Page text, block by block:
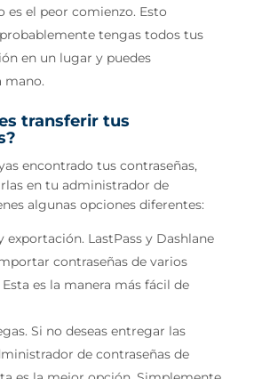
es el peor comienzo. Esto
tengas todos tus
en un lugar y puedes
mano.
transferir tus
encontrado tus contraseñas,
en tu administrador de
algunas opciones diferentes:
LastPass y Dashlane
contraseñas de varios
es la manera más fácil de
Si no deseas entregar las
de contraseñas de